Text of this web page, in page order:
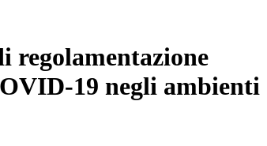
regolamentazione
19 negli ambienti